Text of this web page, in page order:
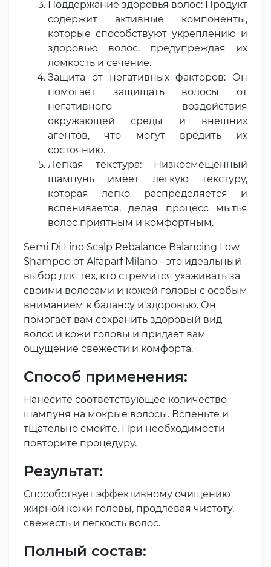
Поддержание здоровья волос: Продукт
содержит активные компоненты,
которые способствуют укреплению и
здоровью волос, предупреждая их
ломкость и сечение.
Защита от негативных факторов: Он
помогает защищать волосы от
негативного воздействия
окружающей среды и внешних
агентов, что могут вредить их
состоянию.
Легкая текстура: Низкосмещенный
шампунь имеет легкую текстуру,
которая легко распределяется и
вспенивается, делая процесс мытья
волос приятным и комфортным.
Semi Di Lino Scalp Rebalance Balancing Low
Shampoo от Alfaparf Milano - это идеальный
выбор для тех, кто стремится ухаживать за
своими волосами и кожей головы с особым
вниманием к балансу и здоровью. Он
помогает вам сохранить здоровый вид
волос и кожи головы и придает вам
ощущение свежести и комфорта.
Способ применения:
Нанесите соответствующее количество
шампуня на мокрые волосы. Вспеньте и
тщательно смойте. При необходимости
повторите процедуру.
Результат:
Способствует эффективному очищению
жирной кожи головы, продлевая чистоту,
свежесть и легкость волос.
Полный состав: